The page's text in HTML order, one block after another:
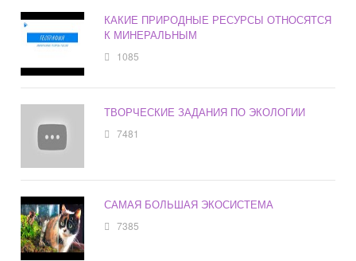
КАКИЕ ПРИРОДНЫЕ РЕСУРСЫ ОТНОСЯТСЯ
К МИНЕРАЛЬНЫМ
1085
ТВОРЧЕСКИЕ ЗАДАНИЯ ПО ЭКОЛОГИИ
7481
САМАЯ БОЛЬШАЯ ЭКОСИСТЕМА
7385